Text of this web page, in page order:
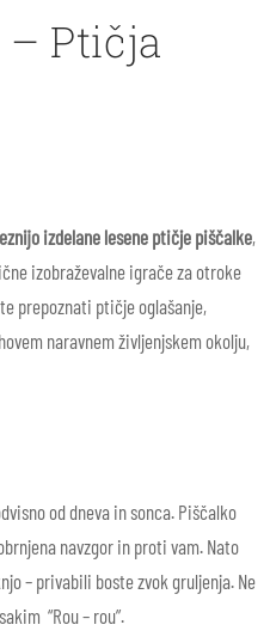
Ptičja
izdelane lesene ptičje piščalke,
izobraževalne igrače za otroke
prepoznati ptičje oglašanje,
naravnem življenjskem okolju,
od dneva in sonca.Piščalko
navzgor in proti vam. Nato
– privabili boste zvok gruljenja. Ne
“Rou – rou”.